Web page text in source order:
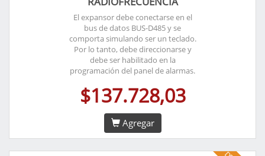
El expansor debe conectarse en el
bus de datos BUS-D485 y se
comporta simulando ser un teclado.
Por lo tanto, debe direccionarse y
debe ser habilitado en la
programación del panel de alarmas.
$137.728,03
Agregar